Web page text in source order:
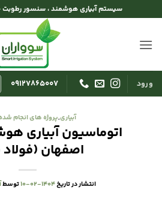
to
content
سیستم آبیاری هوشمند ، سنسور رطوبت
ورود ۰۹۱۲۷۸۶۵۰۰۷
آبیاری,پروژه های انجام شده
اتوماسیون آبیاری
اصفهان
انتشار در تاریخ۱۴۰۴-۰۲-۱۰ توسط